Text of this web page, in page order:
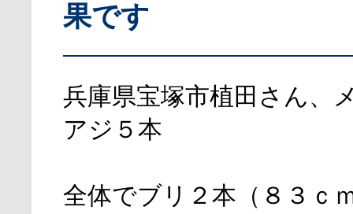
果です
兵庫県宝塚市植田さん、
アジ５本
全体でブリ２本（８３ｃ